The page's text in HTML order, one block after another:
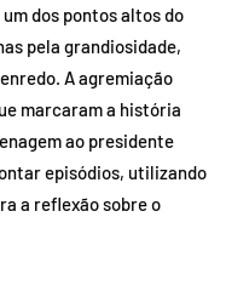
dos pontos altos do
pela grandiosidade,
A agremiação
marcaram a história
ao presidente
episódios, utilizando
a reflexão sobre o